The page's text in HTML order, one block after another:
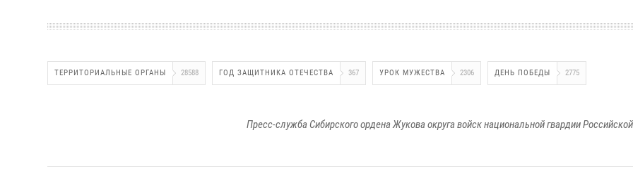
ТЕРРИТОРИАЛЬНЫЕ ОРГАНЫ 28588 ГОД ЗАЩИТНИКА ОТЕЧЕСТВА 367 УРОК МУЖЕСТВА 2306 ДЕНЬ ПОБЕДЫ 2775
Пресс-служба Сибирского ордена Жукова округа войск национальной гвардии